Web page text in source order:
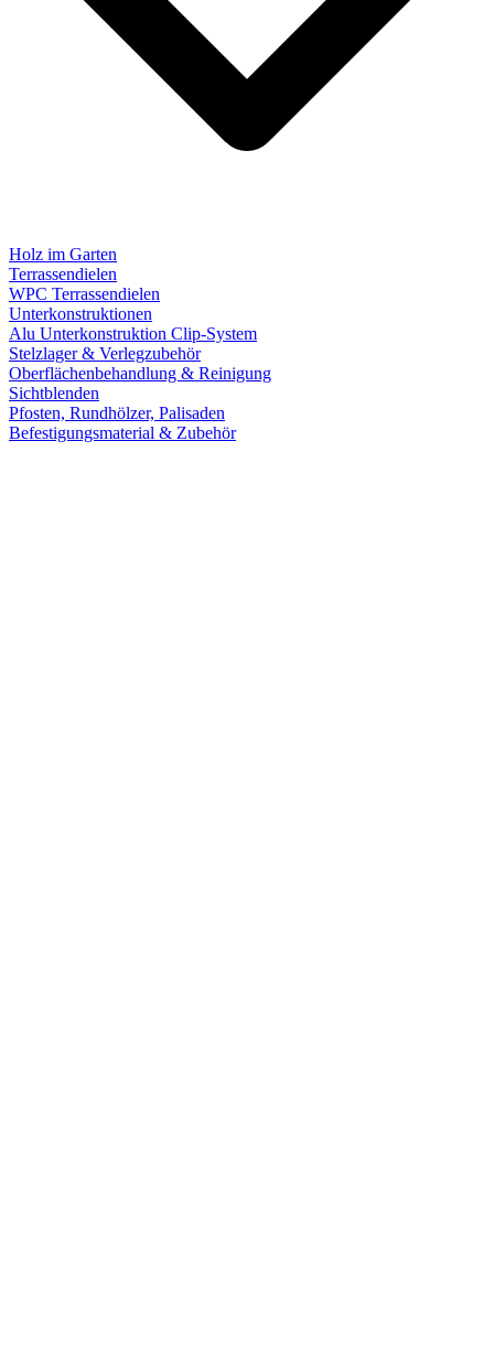
Holz im Garten
Terrassendielen
WPC Terrassendielen
Unterkonstruktionen
Alu Unterkonstruktion Clip-System
Stelzlager & Verlegzubehör
Oberflächenbehandlung & Reinigung
Sichtblenden
Pfosten, Rundhölzer, Palisaden
Befestigungsmaterial & Zubehör